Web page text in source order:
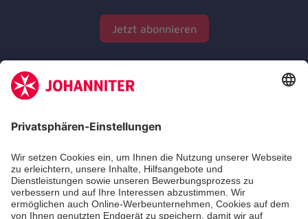
Jetzt abonnieren
Zertifizierung der Johanniter-Unfall-Hilfe e.V.
Aus- & Fortbildungen